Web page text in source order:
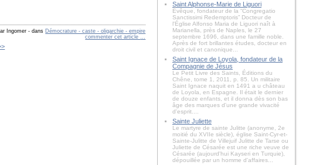
Ingomer - dans Démocrature - caste - oligarchie - empire
commenter cet article
Saint Alphonse-Marie de Liguori
Évêque, fondateur de la “Congregatio
Sanctissimi Redemptoris” Docteur de
l'Église Alfonso Maria de Liguori naît à
Marianella, près de Naples, le 27
septembre 1696, dans une famille noble.
Après de fort brillantes études, docteur en
droit civil et canonique...
Saint Ignace de Loyola, fondateur de la
Compagnie de Jésus
Le Petit Livre des Saints, Éditions du
Chêne, tome 1, 2011, p. 85. Un militaire
Saint Ignace naquit en 1491 a u château
de Loyola, en Espagne. Il était le dernier
de douze enfants, et il donna dès son bas
âge des marques d'une grande vivacité
d'esprit....
Sainte Juliette
Le martyre de sainte Julitte (anonyme, 2e
moitié du XVIIe siècle), église Saint-Cyr-et-
Sainte-Julitte de Villejuif Julitte de Tarse ou
Juliette de Césarée est une riche veuve de
Césarée (aujourd'hui Kayseri en Turquie),
dépouillée par un homme d'affaires...